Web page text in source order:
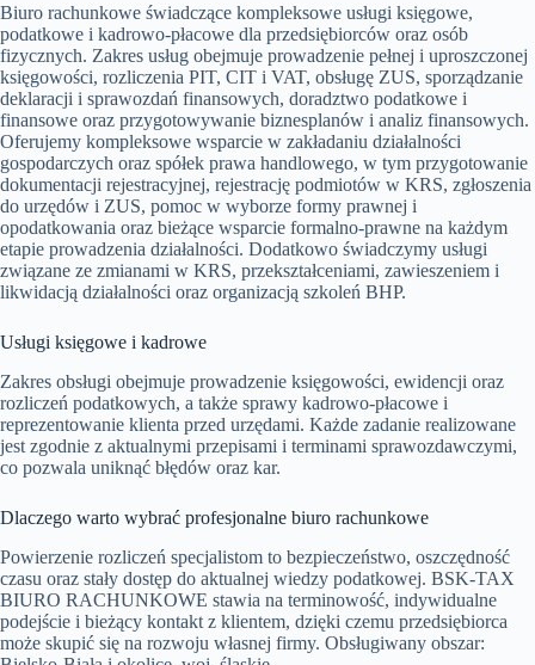
Biuro rachunkowe świadczące kompleksowe usługi księgowe,
podatkowe i kadrowo-płacowe dla przedsiębiorców oraz osób
fizycznych. Zakres usług obejmuje prowadzenie pełnej i uproszczonej
księgowości, rozliczenia PIT, CIT i VAT, obsługę ZUS, sporządzanie
deklaracji i sprawozdań finansowych, doradztwo podatkowe i
finansowe oraz przygotowywanie biznesplanów i analiz finansowych.
Oferujemy kompleksowe wsparcie w zakładaniu działalności
gospodarczych oraz spółek prawa handlowego, w tym przygotowanie
dokumentacji rejestracyjnej, rejestrację podmiotów w KRS, zgłoszenia
do urzędów i ZUS, pomoc w wyborze formy prawnej i
opodatkowania oraz bieżące wsparcie formalno-prawne na każdym
etapie prowadzenia działalności. Dodatkowo świadczymy usługi
związane ze zmianami w KRS, przekształceniami, zawieszeniem i
likwidacją działalności oraz organizacją szkoleń BHP.
Usługi księgowe i kadrowe
Zakres obsługi obejmuje prowadzenie księgowości, ewidencji oraz
rozliczeń podatkowych, a także sprawy kadrowo-płacowe i
reprezentowanie klienta przed urzędami. Każde zadanie realizowane
jest zgodnie z aktualnymi przepisami i terminami sprawozdawczymi,
co pozwala uniknąć błędów oraz kar.
Dlaczego warto wybrać profesjonalne biuro rachunkowe
Powierzenie rozliczeń specjalistom to bezpieczeństwo, oszczędność
czasu oraz stały dostęp do aktualnej wiedzy podatkowej. BSK-TAX
BIURO RACHUNKOWE stawia na terminowość, indywidualne
podejście i bieżący kontakt z klientem, dzięki czemu przedsiębiorca
może skupić się na rozwoju własnej firmy. Obsługiwany obszar: